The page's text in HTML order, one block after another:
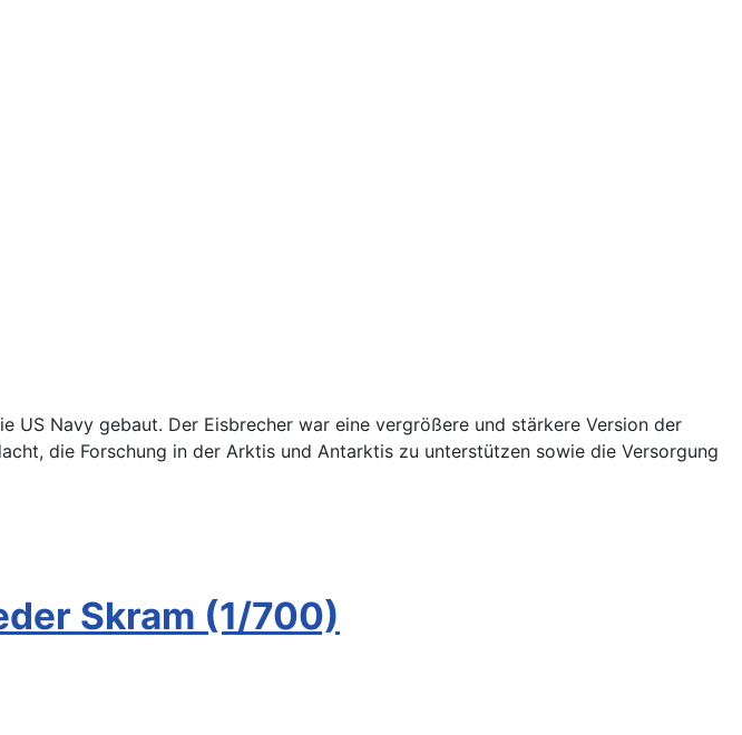
US Navy gebaut. Der Eisbrecher war eine vergrößere und stärkere Version der
die Forschung in der Arktis und Antarktis zu unterstützen sowie die Versorgung
Skram (1/700)